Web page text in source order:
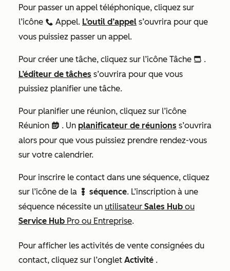
Pour passer un appel téléphonique, cliquez sur
l’icône calling Appel. L’outil d’appel s’ouvrira pour que
vous puissiez passer un appel.
Pour créer une tâche, cliquez sur l’icône Tâche tasks .
L’éditeur de tâches s’ouvrira pour que vous
puissiez planifier une tâche.
Pour planifier une réunion, cliquez sur l’icône
Réunion meetings . Un planificateur de réunions s’ouvrira
alors pour que vous puissiez prendre rendez-vous
sur votre calendrier.
Pour inscrire le contact dans une séquence, cliquez
sur l’icône de la sequences séquence. L’inscription à une
séquence nécessite un utilisateur Sales Hub ou
Service Hub Pro ou Entreprise.
Pour afficher les activités de vente consignées du
contact, cliquez sur l’onglet Activité .